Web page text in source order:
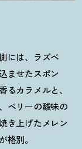
には、ラズベ
ませたスポン
カラメルと、
ベリーの酸味の
き上げたメレン
別。